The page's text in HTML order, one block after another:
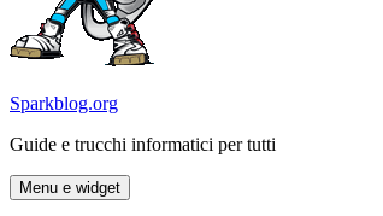
Sparkblog.org
Guide e trucchi informatici per tutti
Menu e widget